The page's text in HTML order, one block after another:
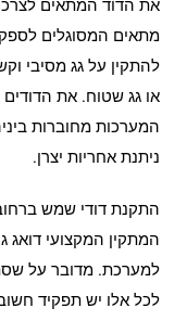
את הדוד המתאים
מתאים המסוגלים
להתקין על גג מסיבי
או גג שטוח. את
המערכות מחוברות
ניתנת אחריות יצרן.
התקנת דודי שמש
המתקין המקצועי דואג
למערכת. מדובר על
לכל אלו יש תפקיד